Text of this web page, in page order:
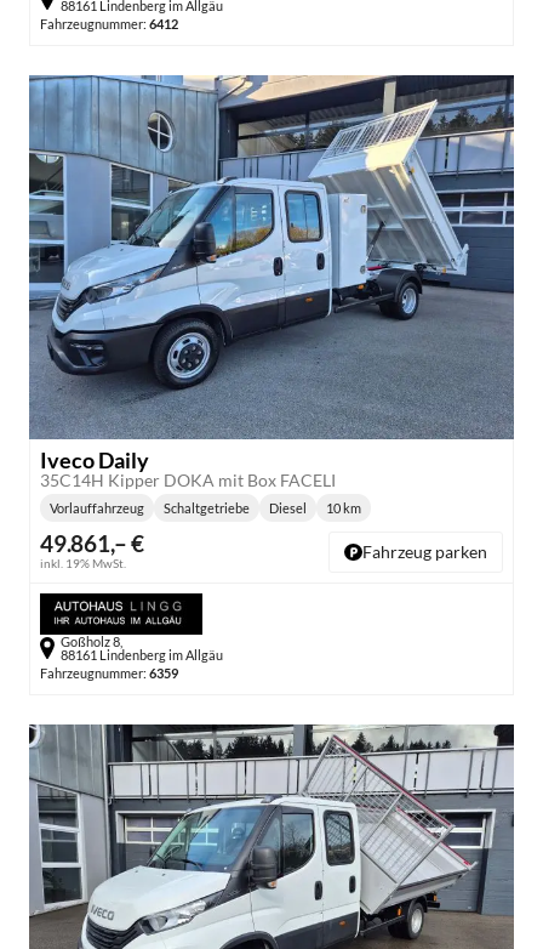
88161 Lindenberg im Allgäu
Fahrzeugnummer: 6412
Iveco Daily
35C14H Kipper DOKA mit Box FACELI
49.861,– €
inkl. 19% MwSt.
Vorlauffahrzeug
Getriebe:
Schaltgetriebe
Kraftstoff:
Diesel
Kilometerstand:
10 km
Fahrzeug parken
Goßholz 8,
88161 Lindenberg im Allgäu
Fahrzeugnummer: 6359